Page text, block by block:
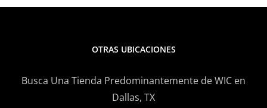
OTRAS UBICACIONES
Busca Una Tienda Predominantemente de WIC en
Dallas, TX